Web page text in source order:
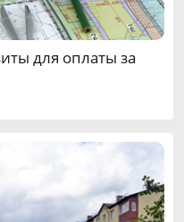
для оплаты за